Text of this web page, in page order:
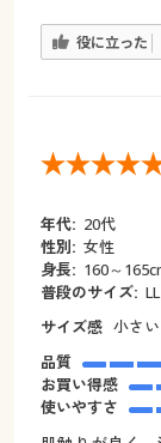
役に立った
年代: 20代
性別: 女性
身長: 160～
普段のサイズ:
サイズ感 小さい
品質
お買い得感
使いやすさ